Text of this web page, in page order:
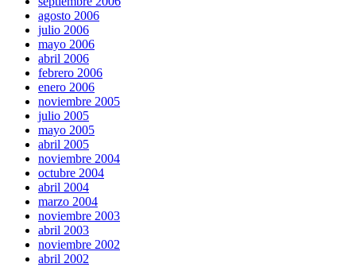
agosto 2006
julio 2006
mayo 2006
abril 2006
febrero 2006
enero 2006
noviembre 2005
julio 2005
mayo 2005
abril 2005
noviembre 2004
octubre 2004
abril 2004
marzo 2004
noviembre 2003
abril 2003
noviembre 2002
abril 2002